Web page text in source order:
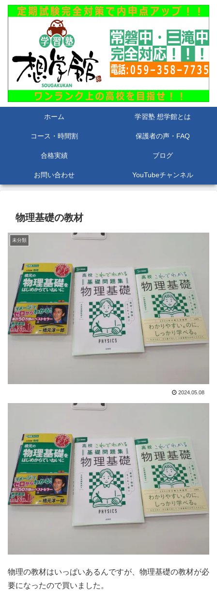
ホーム 学習塾 想学館とは
コース・時間割 保護者の声・FAQ
合格実績 ブログ
お問い合わせ YouTubeチャンネル
物理基礎の教材
未分類
2024.05.08
物理の教材はいっぱいあるんですが、物理基礎の教材が必
要になったので買いました。